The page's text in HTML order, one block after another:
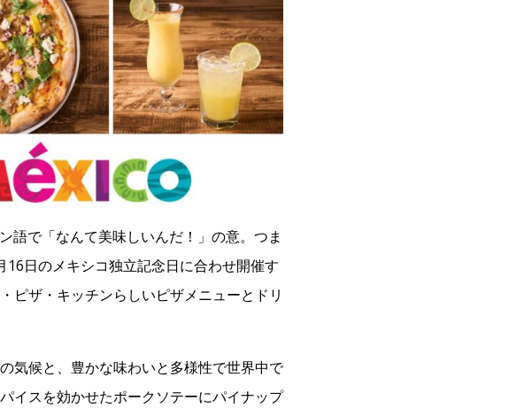
語で「なんて美味しいんだ！」の意。つま
日のメキシコ独立記念日に合わせ開催す
ピザ・キッチンらしいピザメニューとドリ
気候と、豊かな味わいと多様性で世界中で
イスを効かせたポークソテーにパイナップ